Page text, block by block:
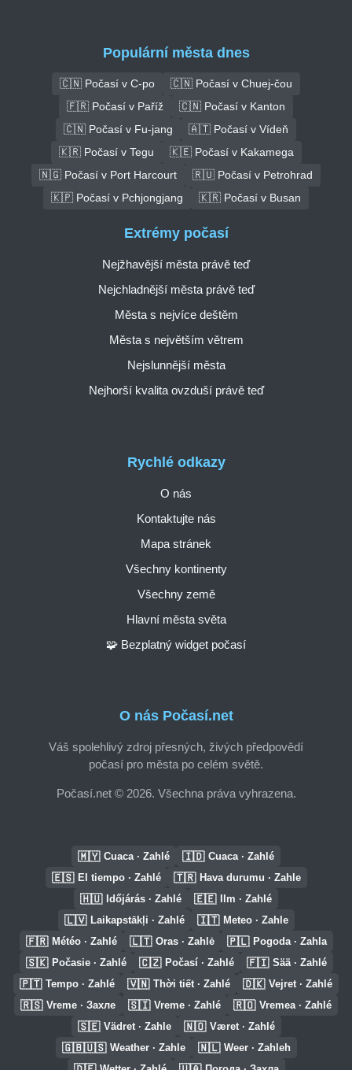
Populární města dnes
🇨🇳 Počasí v C-po
🇨🇳 Počasí v Chuej-čou
🇫🇷 Počasí v Paříž
🇨🇳 Počasí v Kanton
🇨🇳 Počasí v Fu-jang
🇦🇹 Počasí v Vídeň
🇰🇷 Počasí v Tegu
🇰🇪 Počasí v Kakamega
🇳🇬 Počasí v Port Harcourt
🇷🇺 Počasí v Petrohrad
🇰🇵 Počasí v Pchjongjang
🇰🇷 Počasí v Busan
O nás Počasí.net
Váš spolehlivý zdroj přesných, živých předpovědí
počasí pro města po celém světě.
Počasí.net © 2026. Všechna práva vyhrazena.
Rychlé odkazy
O nás
Kontaktujte nás
Mapa stránek
Všechny kontinenty
Všechny země
Hlavní města světa
🧩 Bezplatný widget počasí
Extrémy počasí
Nejžhavější města právě teď
Nejchladnější města právě teď
Města s nejvíce deštěm
Města s největším větrem
Nejslunnější města
Nejhorší kvalita ovzduší právě teď
🇲🇾 Cuaca · Zahlé 🇮🇩 Cuaca · Zahlé
🇪🇸 El tiempo · Zahlé 🇹🇷 Hava durumu · Zahle
🇭🇺 Időjárás · Zahlé 🇪🇪 Ilm · Zahlé
🇱🇻 Laikapstākļi · Zahlé 🇮🇹 Meteo · Zahle
🇫🇷 Météo · Zahlé 🇱🇹 Oras · Zahlė 🇵🇱 Pogoda · Zahla
🇸🇰 Počasie · Zahlé 🇨🇿 Počasí · Zahlé 🇫🇮 Sää · Zahlé
🇵🇹 Tempo · Zahlé 🇻🇳 Thời tiết · Zahlé 🇩🇰 Vejret · Zahlé
🇷🇸 Vreme · Захле 🇸🇮 Vreme · Zahlé 🇷🇴 Vremea · Zahlé
🇸🇪 Vädret · Zahle 🇳🇴 Været · Zahlé
🇬🇧🇺🇸 Weather · Zahle 🇳🇱 Weer · Zahleh